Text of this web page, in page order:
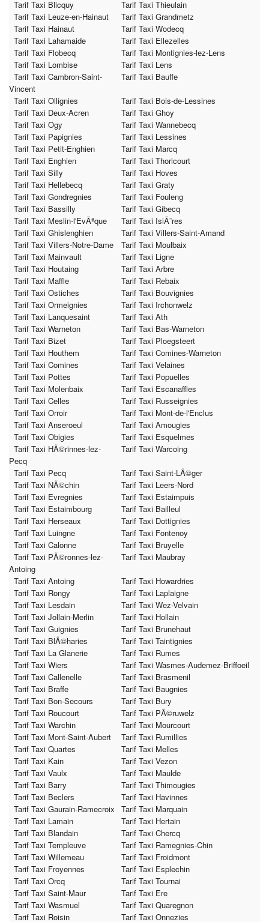
Tarif Taxi Blicquy
Tarif Taxi Thieulain
Tarif Taxi Leuze-en-Hainaut
Tarif Taxi Grandmetz
Tarif Taxi Hainaut
Tarif Taxi Wodecq
Tarif Taxi Lahamaide
Tarif Taxi Ellezelles
Tarif Taxi Flobecq
Tarif Taxi Montignies-lez-Lens
Tarif Taxi Lombise
Tarif Taxi Lens
Tarif Taxi Cambron-Saint-
Vincent
Tarif Taxi Bauffe
Tarif Taxi Ollignies
Tarif Taxi Bois-de-Lessines
Tarif Taxi Deux-Acren
Tarif Taxi Ghoy
Tarif Taxi Ogy
Tarif Taxi Wannebecq
Tarif Taxi Papignies
Tarif Taxi Lessines
Tarif Taxi Petit-Enghien
Tarif Taxi Marcq
Tarif Taxi Enghien
Tarif Taxi Thoricourt
Tarif Taxi Silly
Tarif Taxi Hoves
Tarif Taxi Hellebecq
Tarif Taxi Graty
Tarif Taxi Gondregnies
Tarif Taxi Fouleng
Tarif Taxi Bassilly
Tarif Taxi Gibecq
Tarif Taxi Meslin-l'EvÃªque
Tarif Taxi IsiÃ¨res
Tarif Taxi Ghislenghien
Tarif Taxi Villers-Saint-Amand
Tarif Taxi Villers-Notre-Dame
Tarif Taxi Moulbaix
Tarif Taxi Mainvault
Tarif Taxi Ligne
Tarif Taxi Houtaing
Tarif Taxi Arbre
Tarif Taxi Maffle
Tarif Taxi Rebaix
Tarif Taxi Ostiches
Tarif Taxi Bouvignies
Tarif Taxi Ormeignies
Tarif Taxi Irchonwelz
Tarif Taxi Lanquesaint
Tarif Taxi Ath
Tarif Taxi Warneton
Tarif Taxi Bas-Warneton
Tarif Taxi Bizet
Tarif Taxi Ploegsteert
Tarif Taxi Houthem
Tarif Taxi Comines-Warneton
Tarif Taxi Comines
Tarif Taxi Velaines
Tarif Taxi Pottes
Tarif Taxi Popuelles
Tarif Taxi Molenbaix
Tarif Taxi Escanaffles
Tarif Taxi Celles
Tarif Taxi Russeignies
Tarif Taxi Orroir
Tarif Taxi Mont-de-l'Enclus
Tarif Taxi Anseroeul
Tarif Taxi Amougies
Tarif Taxi Obigies
Tarif Taxi Esquelmes
Tarif Taxi HÃ©rinnes-lez-
Pecq
Tarif Taxi Warcoing
Tarif Taxi Pecq
Tarif Taxi Saint-LÃ©ger
Tarif Taxi NÃ©chin
Tarif Taxi Leers-Nord
Tarif Taxi Evregnies
Tarif Taxi Estaimpuis
Tarif Taxi Estaimbourg
Tarif Taxi Bailleul
Tarif Taxi Herseaux
Tarif Taxi Dottignies
Tarif Taxi Luingne
Tarif Taxi Fontenoy
Tarif Taxi Calonne
Tarif Taxi Bruyelle
Tarif Taxi PÃ©ronnes-lez-
Antoing
Tarif Taxi Maubray
Tarif Taxi Antoing
Tarif Taxi Howardries
Tarif Taxi Rongy
Tarif Taxi Laplaigne
Tarif Taxi Lesdain
Tarif Taxi Wez-Velvain
Tarif Taxi Jollain-Merlin
Tarif Taxi Hollain
Tarif Taxi Guignies
Tarif Taxi Brunehaut
Tarif Taxi BlÃ©haries
Tarif Taxi Taintignies
Tarif Taxi La Glanerie
Tarif Taxi Rumes
Tarif Taxi Wiers
Tarif Taxi Wasmes-Audemez-Briffoeil
Tarif Taxi Callenelle
Tarif Taxi Brasmenil
Tarif Taxi Braffe
Tarif Taxi Baugnies
Tarif Taxi Bon-Secours
Tarif Taxi Bury
Tarif Taxi Roucourt
Tarif Taxi PÃ©ruwelz
Tarif Taxi Warchin
Tarif Taxi Mourcourt
Tarif Taxi Mont-Saint-Aubert
Tarif Taxi Rumillies
Tarif Taxi Quartes
Tarif Taxi Melles
Tarif Taxi Kain
Tarif Taxi Vezon
Tarif Taxi Vaulx
Tarif Taxi Maulde
Tarif Taxi Barry
Tarif Taxi Thimougies
Tarif Taxi Beclers
Tarif Taxi Havinnes
Tarif Taxi Gaurain-Ramecroix
Tarif Taxi Marquain
Tarif Taxi Lamain
Tarif Taxi Hertain
Tarif Taxi Blandain
Tarif Taxi Chercq
Tarif Taxi Templeuve
Tarif Taxi Ramegnies-Chin
Tarif Taxi Willemeau
Tarif Taxi Froidmont
Tarif Taxi Froyennes
Tarif Taxi Esplechin
Tarif Taxi Orcq
Tarif Taxi Tournai
Tarif Taxi Saint-Maur
Tarif Taxi Ere
Tarif Taxi Wasmuel
Tarif Taxi Quaregnon
Tarif Taxi Roisin
Tarif Taxi Onnezies